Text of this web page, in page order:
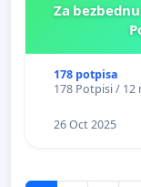
Za
178 potpisa
178 Potpisi / 12
26 Oct 2025